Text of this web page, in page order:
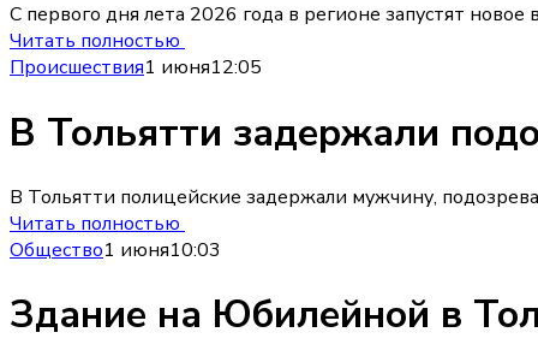
С первого дня лета 2026 года в регионе запустят
Читать полностью
Происшествия1 июня12:05
В Тольятти задержали
В Тольятти полицейские задержали мужчину,
Читать полностью
Общество1 июня10:03
Здание на Юбилейной в